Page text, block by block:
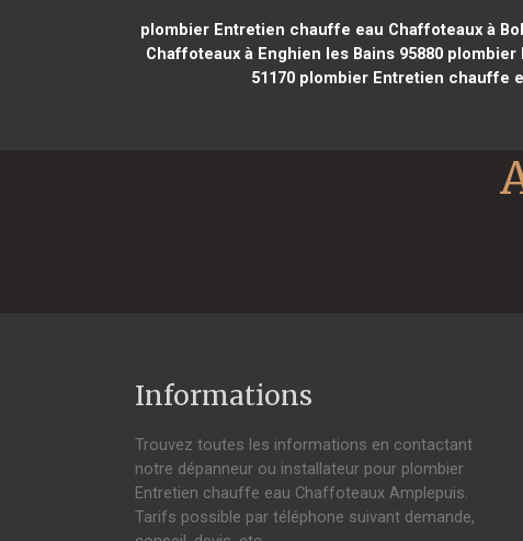
plombier Entretien chauffe eau Chaffoteaux à
Chaffoteaux à Enghien les Bains 95880 plombier
51170 plombier Entretien chauffe
Informations
Trouvez toutes les informations en contactant
notre dépanneur ou installateur pour plombier
Entretien chauffe eau Chaffoteaux Amplepuis.
Tarifs possible par téléphone suivant demande,